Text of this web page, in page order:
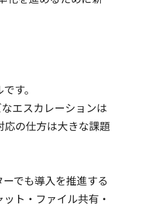
す。
エスカレーションは
の仕方は大きな課題
でも導入を推進する
ト・ファイル共有・